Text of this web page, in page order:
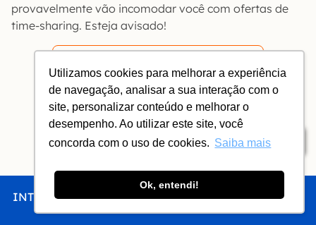
Utilizamos cookies para melhorar a experiência
de navegação, analisar a sua interação com o
site, personalizar conteúdo e melhorar o
desempenho. Ao utilizar este site, você
concorda com o uso de cookies. Saiba mais
Ok, entendi!
INTRO CHEGAR FICAR COMER FAZER
Índice
provavelmente vão incomodar você com ofertas de
time-sharing. Esteja avisado!